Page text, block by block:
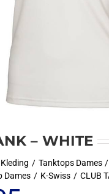
– WHITE
Tanktops Dames
Dames
K-Swiss CLUB